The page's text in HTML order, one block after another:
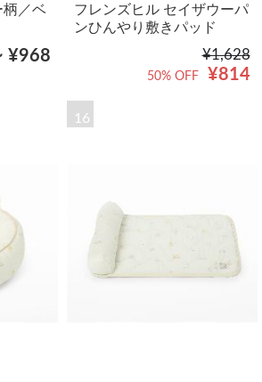
柄／ベ
¥968
フレンズヒル セイザウーパ
ンひんやり敷きパッド
¥1,628
¥814
50% OFF
16